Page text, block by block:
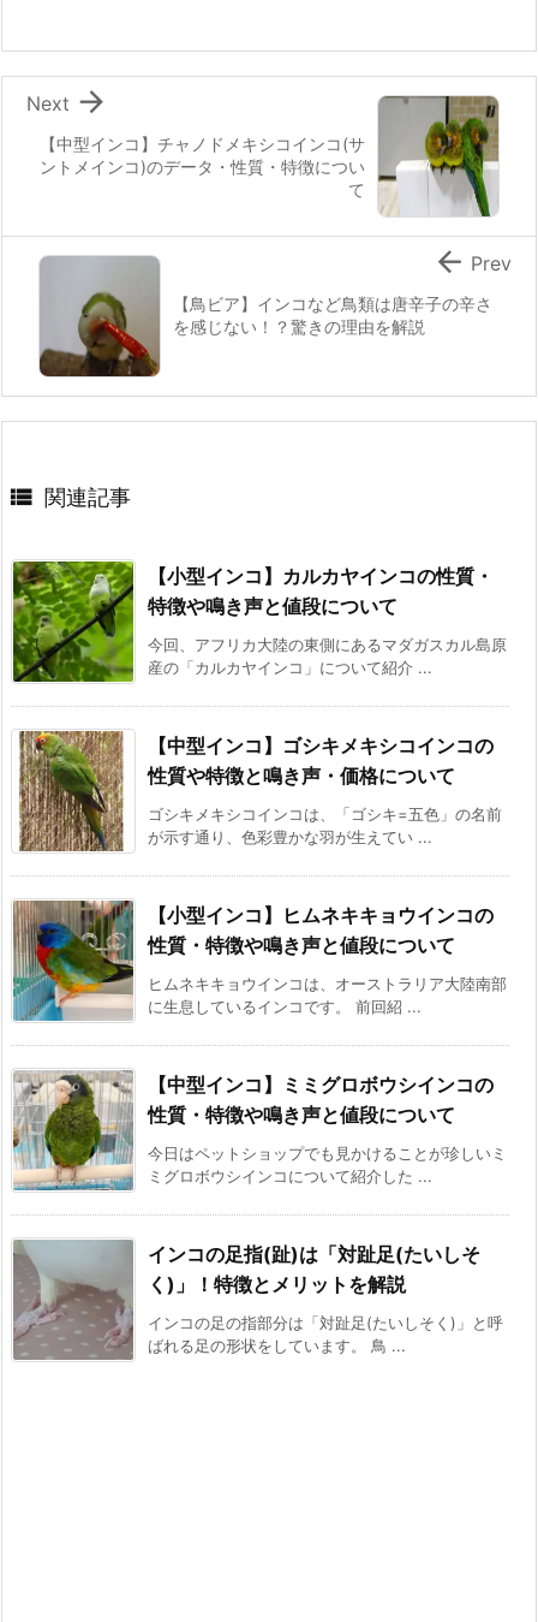
【中型インコ】チャノドメキシコインコ(サ
ントメインコ)のデータ・性質・特徴につい
て

Next
【鳥ビア】インコなど鳥類は唐辛子の辛さ
を感じない！？驚きの理由を解説
 Prev
 関連記事
【小型インコ】カルカヤインコの性質・
特徴や鳴き声と値段について
今回、アフリカ大陸の東側にあるマダガスカル島原
産の「カルカヤインコ」について紹介 ...
【中型インコ】ゴシキメキシコインコの
性質や特徴と鳴き声・価格について
ゴシキメキシコインコは、「ゴシキ=五色」の名前
が示す通り、色彩豊かな羽が生えてい ...
【小型インコ】ヒムネキキョウインコの
性質・特徴や鳴き声と値段について
ヒムネキキョウインコは、オーストラリア大陸南部
に生息しているインコです。 前回紹 ...
【中型インコ】ミミグロボウシインコの
性質・特徴や鳴き声と値段について
今日はペットショップでも見かけることが珍しいミ
ミグロボウシインコについて紹介した ...
インコの足指(趾)は「対趾足(たいしそ
く)」！特徴とメリットを解説
インコの足の指部分は「対趾足(たいしそく)」と呼
ばれる足の形状をしています。 鳥 ...